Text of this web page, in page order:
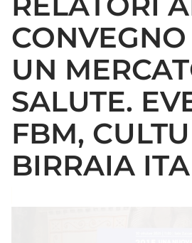
UN
SALUTE.
FBM,
BIRRAIA